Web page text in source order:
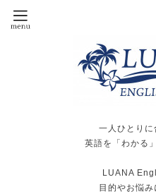
一人ひとり
英語を「わかる
LUANA
目的やお悩